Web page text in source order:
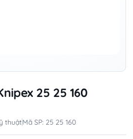
25 25 160
thuậtMã SP: 25 25 160